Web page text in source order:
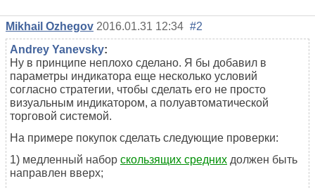
Mikhail Ozhegov 2016.01.31 12:34 #2
Andrey Yanevsky:
Ну в принципе неплохо сделано. Я бы добавил в
параметры индикатора еще несколько условий
согласно стратегии, чтобы сделать его не просто
визуальным индикатором, а полуавтоматической
торговой системой.
На примере покупок сделать следующие проверки:
1) медленный набор скользящих средних должен быть
направлен вверх;